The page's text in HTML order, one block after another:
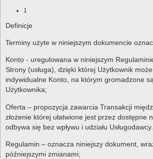
1
Definicje
Terminy użyte w niniejszym dokumencie
Konto - uregulowana w niniejszym
Strony (usługa), dzięki której Użytkownik
indywidualne Konto, na którym gromadzone
Użytkownika;
Oferta – propozycja zawarcia Transakcji
złożenie której ułatwione jest przez dostępne
odbywa się bez wpływu i udziału Usługodawcy.
Regulamin – oznacza niniejszy dokument,
późniejszymi zmianami;